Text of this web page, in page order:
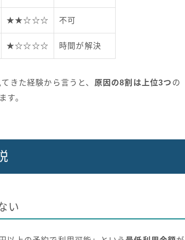
★★☆☆☆ 不可
★☆☆☆☆ 時間が解決
きた経験から言うと、 原因の8割は上位3つ の
す。
い